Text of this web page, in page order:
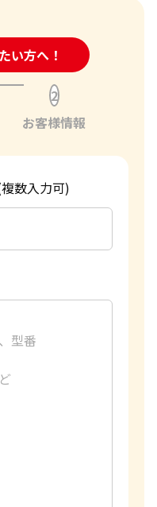
22金 (K22) ブレス
35.5g
参考買取価格
971,300
ますか？
インなども買取してもら
らい時間がかかります
ト？日によって買取価格
い方へ！
せフォーム
2
お客様情報
数入力可)